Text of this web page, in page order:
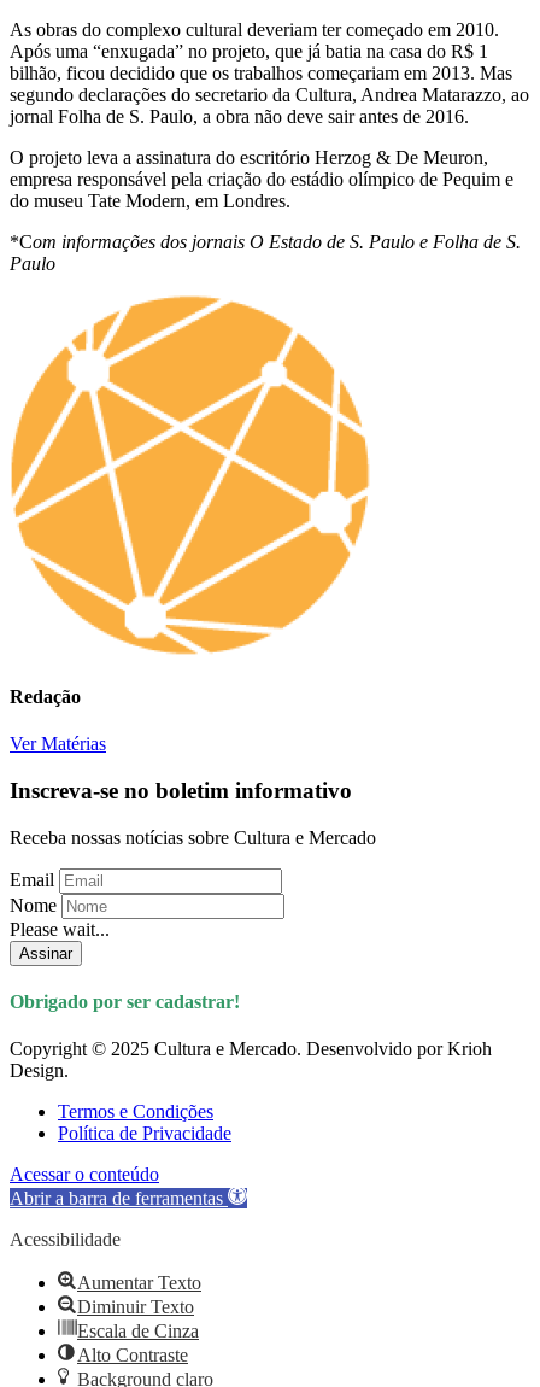
As obras do complexo cultural deveriam ter começado em 2010.
Após uma “enxugada” no projeto, que já batia na casa do R$ 1
bilhão, ficou decidido que os trabalhos começariam em 2013. Mas
segundo declarações do secretario da Cultura, Andrea Matarazzo, ao
jornal Folha de S. Paulo, a obra não deve sair antes de 2016.
O projeto leva a assinatura do escritório Herzog & De Meuron,
empresa responsável pela criação do estádio olímpico de Pequim e
do museu Tate Modern, em Londres.
*Com informações dos jornais O Estado de S. Paulo e Folha de S.
Paulo
Redação
Ver Matérias
Inscreva-se no boletim informativo
Receba nossas notícias sobre Cultura e Mercado
Email
Nome
Please wait...
Assinar
Obrigado por ser cadastrar!
Copyright © 2025 Cultura e Mercado. Desenvolvido por Krioh
Design.
Termos e Condições
Política de Privacidade
Acessar o conteúdo
Abrir a barra de ferramentas
Acessibilidade
Aumentar Texto
Diminuir Texto
Escala de Cinza
Alto Contraste
Background claro